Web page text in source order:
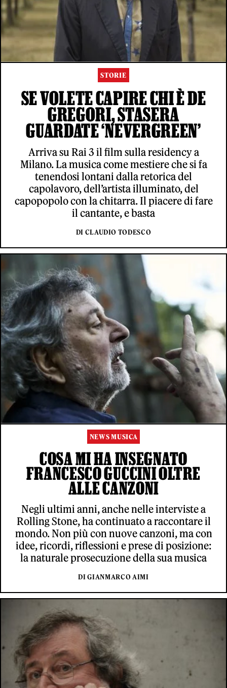
STORIE
SE VOLETE CAPIRE CHI È DE
GREGORI, STASERA
GUARDATE ‘NEVERGREEN’
Arriva su Rai 3 il film sulla residency a
Milano. La musica come mestiere che si fa
tenendosi lontani dalla retorica del
capolavoro, dell’artista illuminato, del
capopopolo con la chitarra. Il piacere di fare
il cantante, e basta
DI CLAUDIO TODESCO
NEWS MUSICA
COSA MI HA INSEGNATO
FRANCESCO GUCCINI OLTRE
ALLE CANZONI
Negli ultimi anni, anche nelle interviste a
Rolling Stone, ha continuato a raccontare il
mondo. Non più con nuove canzoni, ma con
idee, ricordi, riflessioni e prese di posizione:
la naturale prosecuzione della sua musica
DI GIANMARCO AIMI